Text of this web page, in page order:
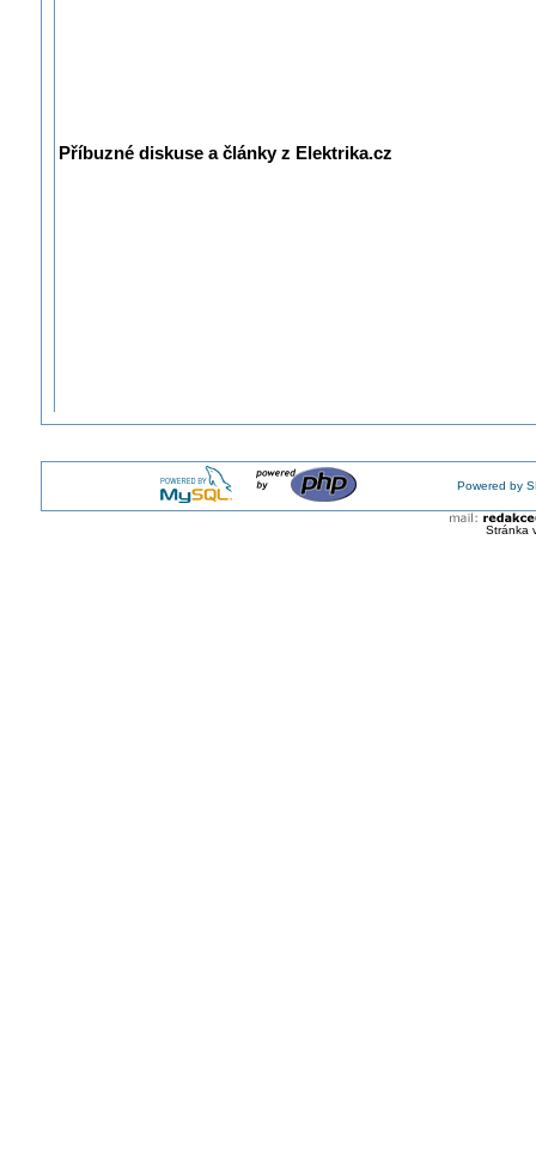
Příbuzné diskuse a články z Elektrika.cz
Powered by
Stránka